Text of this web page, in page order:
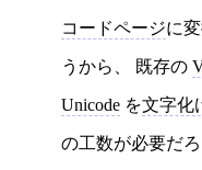
コードページに
うから、 既存の
Unicode を文字化
の工数が必要だ